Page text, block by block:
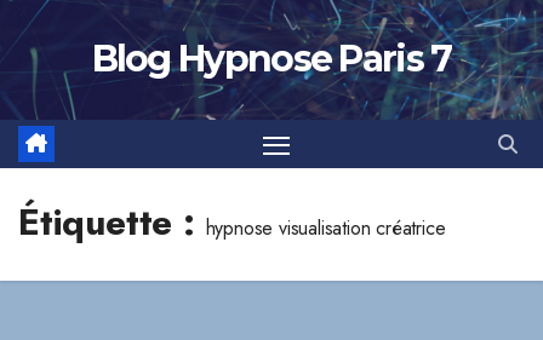
Skip
content
Blog Hypnose Paris 7
Étiquette : hypnose visualisation créatrice